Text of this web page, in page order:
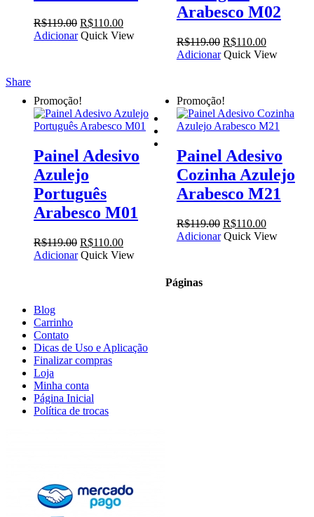
R$119.00 O
preço
R$110.00O
preço
Adicionar Quick View
Arabesco M02
R$119.00 O
preço
R$110.00O
preço
Adicionar Quick View
Promoção!
Painel Adesivo
Azulejo
Português
Arabesco M01
R$119.00 O
preço
R$110.00O
preço
Adicionar Quick View
Promoção!
Painel Adesivo
Cozinha Azulejo
Arabesco M21
R$119.00 O
preço
R$110.00O
preço
Adicionar Quick View
Share
facebook
instagram
Páginas
Blog
Carrinho
Contato
Dicas de Uso e Aplicação
Finalizar compras
Loja
Minha conta
Página Inicial
Política de trocas